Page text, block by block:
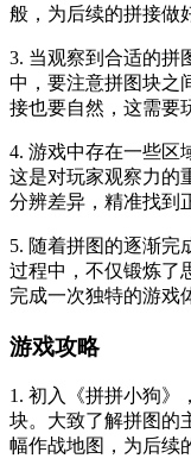
般，为后续的拼接做
3. 当观察到合适的拼
中，要注意拼图块之
接也要自然，这需要
4. 游戏中存在一些区
这是对玩家观察力的
分辨差异，精准找到
5. 随着拼图的逐渐完
过程中，不仅锻炼了
完成一次独特的游戏
游戏攻略
1. 初入《拼拼小狗》
块。大致了解拼图的
幅作战地图，为后续